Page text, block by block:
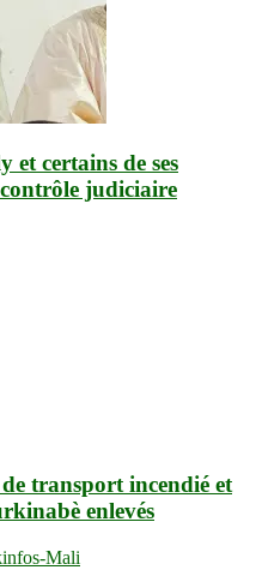
certains de ses
judiciaire
transport incendié et
enlevés
Mali